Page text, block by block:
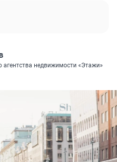
агентства недвижимости «Этажи»